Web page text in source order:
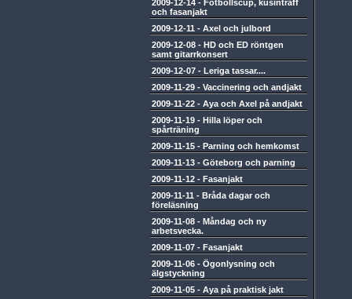
2009-12-14 - Fotbollscup, kusinträff
och fasanjakt
2009-12-11 - Axel och julbord
2009-12-08 - HD och ED röntgen
samt gitarrkonsert
2009-12-07 - Leriga tassar....
2009-11-29 - Vaccinering och andjakt
2009-11-22 - Aya och Axel på andjakt
2009-11-19 - Hilla löper och
spårträning
2009-11-15 - Parning och hemkomst
2009-11-13 - Göteborg och parning
2009-11-12 - Fasanjakt
2009-11-11 - Bråda dagar och
föreläsning
2009-11-08 - Måndag och ny
arbetsvecka.
2009-11-07 - Fasanjakt
2009-11-06 - Ögonlysning och
älgstyckning
2009-11-05 - Aya på praktisk jakt